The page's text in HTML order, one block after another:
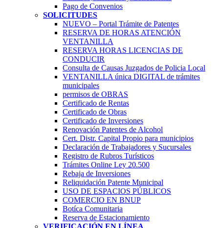
Pago de Convenios
SOLICITUDES
NUEVO – Portal Trámite de Patentes
RESERVA DE HORAS ATENCIÓN
VENTANILLA
RESERVA HORAS LICENCIAS DE
CONDUCIR
Consulta de Causas Juzgados de Policia Local
VENTANILLA única DIGITAL de trámites
municipales
permisos de OBRAS
Certificado de Rentas
Certificado de Obras
Certificado de Inversiones
Renovación Patentes de Alcohol
Cert. Distr. Capital Propio para municipios
Declaración de Trabajadores y Sucursales
Registro de Rubros Turí­sticos
Trámites Online Ley 20.500
Rebaja de Inversiones
Reliquidación Patente Municipal
USO DE ESPACIOS PÚBLICOS
COMERCIO EN BNUP
Botíca Comunitaria
Reserva de Estacionamiento
VERIFICACIÓN EN LÍNEA